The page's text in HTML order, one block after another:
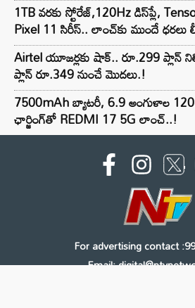
1TB వరకు స్టోరేజ్,120Hz డిస్‌ప్లే,
Pixel 11 సిరీస్.. లాంచ్⁭కు ముందే ధరలు
Airtel యూజర్లకు షాక్.. రూ.299 ప్లాన్
ప్లాన్ రూ.349 నుంచే మొదలు.!
7500mAh బ్యాటరీ, 6.9 అంగుళాల
ఛార్జింగ్‌తో REDMI 17 5G లాంచ్..!
For advertising contact
Email: